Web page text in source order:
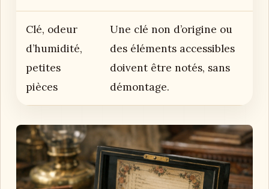
Clé, odeur
d’humidité,
petites
pièces
Une clé non d’origine ou
des éléments accessibles
doivent être notés, sans
démontage.